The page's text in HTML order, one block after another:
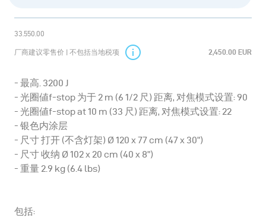
33.550.00
厂商建议零售价 | 不包括当地税项 2,450.00 EUR
- 最高. 3200 J
- 光圈値f-stop 为于 2 m (6 1/2 尺) 距离, 对焦模式设置: 90
- 光圈値f-stop at 10 m (33 尺) 距离, 对焦模式设置: 22
- 银色内涂层
- 尺寸 打开 (不含灯架) Ø 120 x 77 cm (47 x 30”)
- 尺寸 收纳 Ø 102 x 20 cm (40 x 8”)
- 重量 2.9 kg (6.4 lbs)
包括: